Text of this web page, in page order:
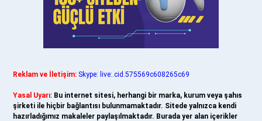
Reklam ve İletişim: Skype: live:.cid.575569c608265c69
Yasal Uyarı: Bu internet sitesi, herhangi bir marka, kurum veya şahıs
şirketi ile hiçbir bağlantısı bulunmamaktadır. Sitede yalnızca kendi
hazırladığımız makaleler paylaşılmaktadır. Burada yer alan içerikler